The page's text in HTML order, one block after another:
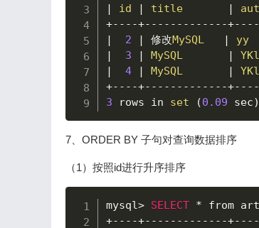
|
id | title |
+-- --+-- -- -- -- -- -- -+-- --
|
2 | 修改MySQL | yy
|
3 | MySQL | YKl
|
4 | MySQL | YKl
+-- --+-- -- -- -- -- -- -+-- --
3 rows in set (0.09 sec)
7、ORDER BY 子句对查询数据排序
（1）按照id进行升序排序
mysql> SELECT * from
+-- --+-- -- -- -- -- -- -+-- --